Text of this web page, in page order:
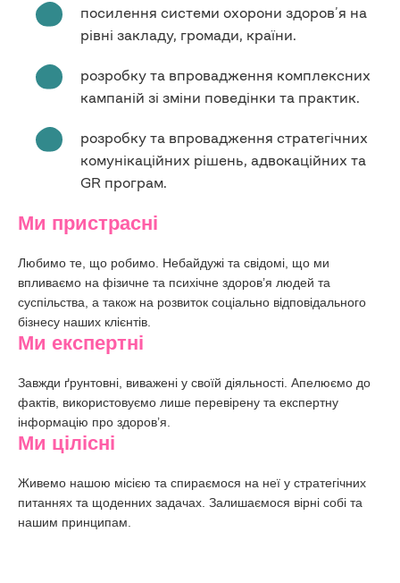
посилення системи охорони здоров’я на
рівні закладу, громади, країни.
розробку та впровадження комплексних
кампаній зі зміни поведінки та практик.
розробку та впровадження стратегічних
комунікаційних рішень, адвокаційних та
GR програм.
Ми пристрасні
Любимо те, що робимо. Небайдужі та свідомі, що ми
впливаємо на фізичне та психічне здоров’я людей та
суспільства, а також на розвиток соціально відповідального
бізнесу наших клієнтів.
Ми експертні
Завжди ґрунтовні, виважені у своїй діяльності. Апелюємо до
фактів, використовуємо лише перевірену та експертну
інформацію про здоров’я.
Ми цілісні
Живемо нашою місією та спираємося на неї у стратегічних
питаннях та щоденних задачах. Залишаємося вірні собі та
нашим принципам.